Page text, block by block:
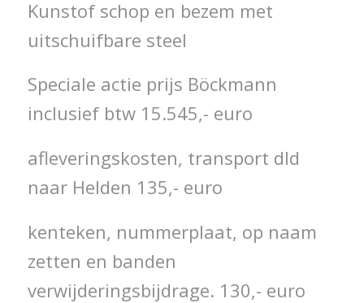
Kunstof schop en bezem met
uitschuifbare steel
Speciale actie prijs Böckmann
inclusief btw 15.545,- euro
afleveringskosten, transport dld
naar Helden 135,- euro
kenteken, nummerplaat, op naam
zetten en banden
verwijderingsbijdrage. 130,- euro